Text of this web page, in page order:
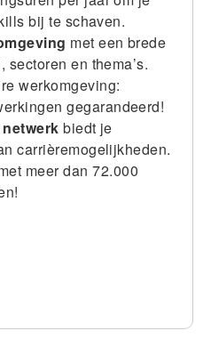
bij te schaven.
met een brede
en thema’s.
werkomgeving:
gegarandeerd!
biedt je
carrièremogelijkheden.
meer dan 72.000